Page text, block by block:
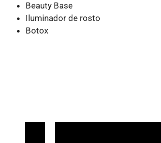
Beauty Base
Iluminador de rosto
Botox